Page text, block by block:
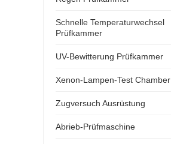
Schnelle Temperaturwechsel
Prüfkammer
UV-Bewitterung Prüfkammer
Xenon-Lampen-Test Chamber
Zugversuch Ausrüstung
Abrieb-Prüfmaschine